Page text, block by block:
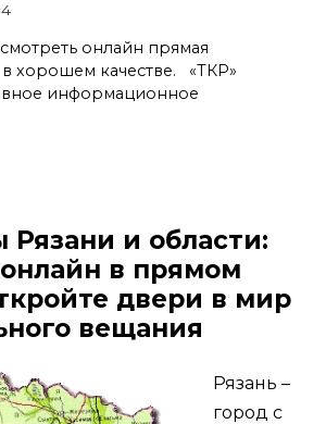
онлайн прямая
в хорошем качестве. «ТКР»
информационное
Рязани и области:
в прямом
двери в мир
вещания
Рязань –
город с